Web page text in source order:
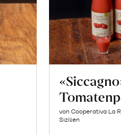
von Cooperativa La
Sizilien